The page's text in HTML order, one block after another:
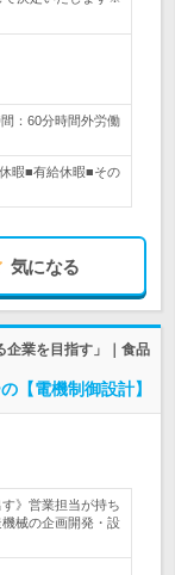
：60分時間外労働
暇■有給休暇■その
気になる
企業を目指す」｜食品
【電機制御設計】
》営業担当が持ち
械の企画開発・設